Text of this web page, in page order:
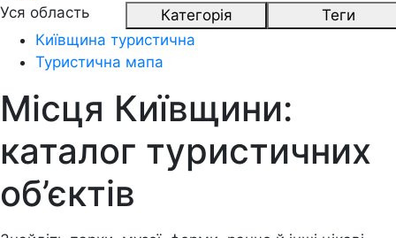
Уся область
Категорія
Теги
Київщина туристична
Туристична мапа
Місця Київщини:
каталог туристичних
об’єктів